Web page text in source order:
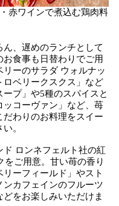
赤ワインで煮込む鶏肉料
、遅めのランチとして
食事も日替わりでご用
ーのサラダ ウォルナッ
ロベリークスクス」など
プ」や5種のスパイスと
コーヴァン」など、苺
わりのお料理をスイー
。
ド ロンネフェルト社の紅
をご用意。甘い苺の香り
ーフィールド」やスト
カフェインのフルーツ
をお楽しみいただけま